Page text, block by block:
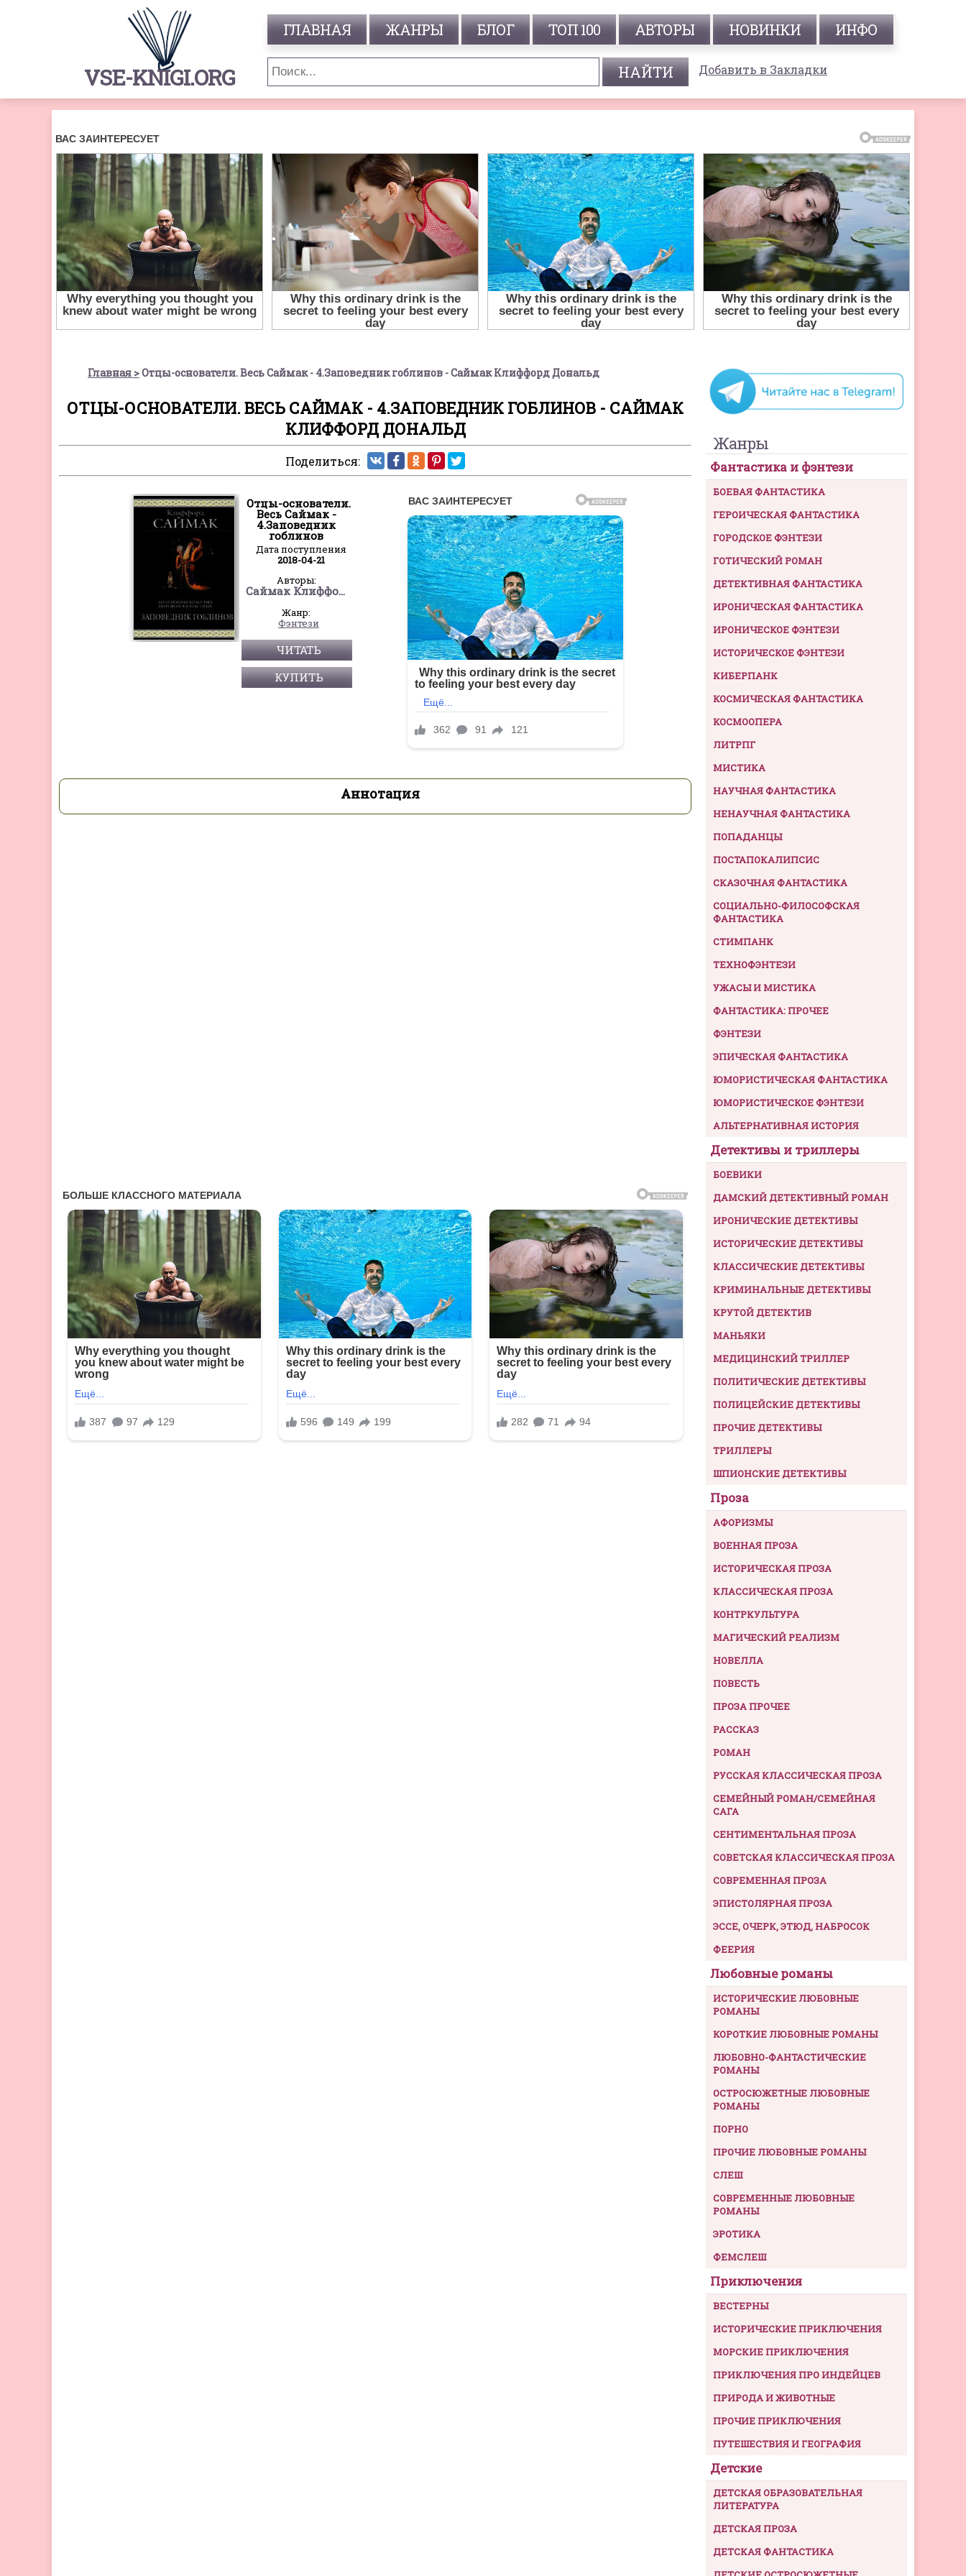
VSE-KNIGI.ORG
ГЛАВНАЯ ЖАНРЫ БЛОГ ТОП 100 АВТОРЫ НОВИНКИ ИНФО
Добавить в Закладки
Главная Отцы-основатели. Весь Саймак - 4.Заповедник гоблинов - Саймак Клиффорд Дональд
ОТЦЫ-ОСНОВАТЕЛИ. ВЕСЬ САЙМАК - 4.ЗАПОВЕДНИК ГОБЛИНОВ - САЙМАК
КЛИФФОРД ДОНАЛЬД
Поделиться:
Отцы-основатели.
Весь Саймак -
4.Заповедник
гоблинов
Дата поступления
2018-04-21
Авторы:
Саймак Клиффорд Дональд
Жанр:
Фэнтези
ЧИТАТЬ
КУПИТЬ
Аннотация
Жанры
Фантастика и фэнтези
БОЕВАЯ ФАНТАСТИКА
ГЕРОИЧЕСКАЯ ФАНТАСТИКА
ГОРОДСКОЕ ФЭНТЕЗИ
ГОТИЧЕСКИЙ РОМАН
ДЕТЕКТИВНАЯ ФАНТАСТИКА
ИРОНИЧЕСКАЯ ФАНТАСТИКА
ИРОНИЧЕСКОЕ ФЭНТЕЗИ
ИСТОРИЧЕСКОЕ ФЭНТЕЗИ
КИБЕРПАНК
КОСМИЧЕСКАЯ ФАНТАСТИКА
КОСМООПЕРА
ЛИТРПГ
МИСТИКА
НАУЧНАЯ ФАНТАСТИКА
НЕНАУЧНАЯ ФАНТАСТИКА
ПОПАДАНЦЫ
ПОСТАПОКАЛИПСИС
СКАЗОЧНАЯ ФАНТАСТИКА
СОЦИАЛЬНО-ФИЛОСОФСКАЯ
ФАНТАСТИКА
СТИМПАНК
ТЕХНОФЭНТЕЗИ
УЖАСЫ И МИСТИКА
ФАНТАСТИКА: ПРОЧЕЕ
ФЭНТЕЗИ
ЭПИЧЕСКАЯ ФАНТАСТИКА
ЮМОРИСТИЧЕСКАЯ ФАНТАСТИКА
ЮМОРИСТИЧЕСКОЕ ФЭНТЕЗИ
АЛЬТЕРНАТИВНАЯ ИСТОРИЯ
Детективы и триллеры
БОЕВИКИ
ДАМСКИЙ ДЕТЕКТИВНЫЙ РОМАН
ИРОНИЧЕСКИЕ ДЕТЕКТИВЫ
ИСТОРИЧЕСКИЕ ДЕТЕКТИВЫ
КЛАССИЧЕСКИЕ ДЕТЕКТИВЫ
КРИМИНАЛЬНЫЕ ДЕТЕКТИВЫ
КРУТОЙ ДЕТЕКТИВ
МАНЬЯКИ
МЕДИЦИНСКИЙ ТРИЛЛЕР
ПОЛИТИЧЕСКИЕ ДЕТЕКТИВЫ
ПОЛИЦЕЙСКИЕ ДЕТЕКТИВЫ
ПРОЧИЕ ДЕТЕКТИВЫ
ТРИЛЛЕРЫ
ШПИОНСКИЕ ДЕТЕКТИВЫ
Проза
АФОРИЗМЫ
ВОЕННАЯ ПРОЗА
ИСТОРИЧЕСКАЯ ПРОЗА
КЛАССИЧЕСКАЯ ПРОЗА
КОНТРКУЛЬТУРА
МАГИЧЕСКИЙ РЕАЛИЗМ
НОВЕЛЛА
ПОВЕСТЬ
ПРОЗА ПРОЧЕЕ
РАССКАЗ
РОМАН
РУССКАЯ КЛАССИЧЕСКАЯ ПРОЗА
СЕМЕЙНЫЙ РОМАН/СЕМЕЙНАЯ
САГА
СЕНТИМЕНТАЛЬНАЯ ПРОЗА
СОВЕТСКАЯ КЛАССИЧЕСКАЯ ПРОЗА
СОВРЕМЕННАЯ ПРОЗА
ЭПИСТОЛЯРНАЯ ПРОЗА
ЭССЕ, ОЧЕРК, ЭТЮД, НАБРОСОК
ФЕЕРИЯ
Любовные романы
ИСТОРИЧЕСКИЕ ЛЮБОВНЫЕ
РОМАНЫ
КОРОТКИЕ ЛЮБОВНЫЕ РОМАНЫ
ЛЮБОВНО-ФАНТАСТИЧЕСКИЕ
РОМАНЫ
ОСТРОСЮЖЕТНЫЕ ЛЮБОВНЫЕ
РОМАНЫ
ПОРНО
ПРОЧИЕ ЛЮБОВНЫЕ РОМАНЫ
СЛЕШ
СОВРЕМЕННЫЕ ЛЮБОВНЫЕ
РОМАНЫ
ЭРОТИКА
ФЕМСЛЕШ
Приключения
ВЕСТЕРНЫ
ИСТОРИЧЕСКИЕ ПРИКЛЮЧЕНИЯ
МОРСКИЕ ПРИКЛЮЧЕНИЯ
ПРИКЛЮЧЕНИЯ ПРО ИНДЕЙЦЕВ
ПРИРОДА И ЖИВОТНЫЕ
ПРОЧИЕ ПРИКЛЮЧЕНИЯ
ПУТЕШЕСТВИЯ И ГЕОГРАФИЯ
Детские
ДЕТСКАЯ ОБРАЗОВАТЕЛЬНАЯ
ЛИТЕРАТУРА
ДЕТСКАЯ ПРОЗА
ДЕТСКАЯ ФАНТАСТИКА